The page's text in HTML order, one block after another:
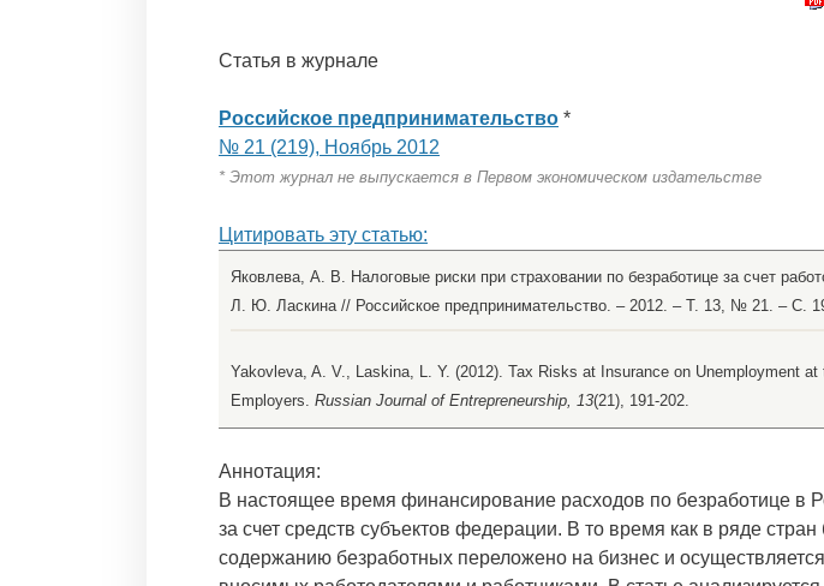
Статья в журнале
Российское предпринимательство *
№ 21 (219), Ноябрь 2012
* Этот журнал не выпускается в Первом экономическом издательстве
Цитировать эту статью:
Яковлева, А. В. Налоговые риски при страховании по безработице за счет
Л. Ю. Ласкина // Российское предпринимательство. – 2012. – Т. 13, № 21. – С.
Yakovleva, A. V., Laskina, L. Y. (2012). Tax Risks at Insurance on Unemployment
Employers. Russian Journal of Entrepreneurship, 13(21), 191-202.
Аннотация:
В настоящее время финансирование расходов по безработице в
за счет средств субъектов федерации. В то время как в ряде
содержанию безработных переложено на бизнес и осуществляется